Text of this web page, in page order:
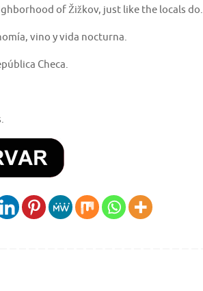
of Žižkov, just like the locals do.
vino y vida nocturna.
Checa.